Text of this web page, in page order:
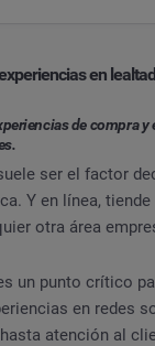
en
de compra y
ser el factor
Y en línea, tiende
otra área
un punto crítico
en redes
atención al